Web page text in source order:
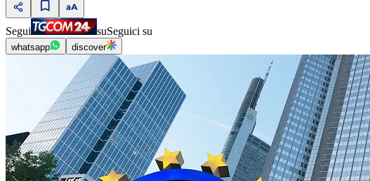
Segui suSeguici su
whatsapp discover